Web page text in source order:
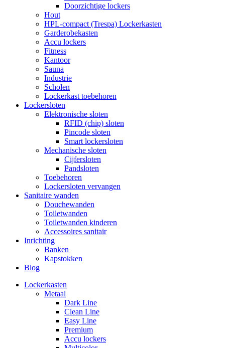
Doorzichtige lockers
Hout
HPL-compact (Trespa) Lockerkasten
Garderobekasten
Accu lockers
Fitness
Kantoor
Sauna
Industrie
Scholen
Lockerkast toebehoren
Lockersloten
Elektronische sloten
RFID (chip) sloten
Pincode sloten
Smart lockersloten
Mechanische sloten
Cijfersloten
Pandsloten
Toebehoren
Lockersloten vervangen
Sanitaire wanden
Douchewanden
Toiletwanden
Toiletwanden kinderen
Accessoires sanitair
Inrichting
Banken
Kapstokken
Blog
Lockerkasten
Metaal
Dark Line
Clean Line
Easy Line
Premium
Accu lockers